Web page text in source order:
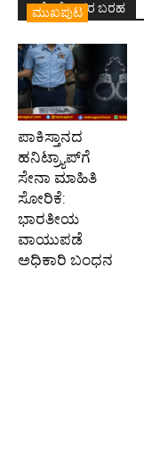
ಇದೇ ಲೇಖಕರ ಬರಹ
ಮುಖಪುಟ
ಪಾಕಿಸ್ತಾನದ
ಹನಿಟ್ರ್ಯಾಪ್‌ಗೆ
ಸೇನಾ ಮಾಹಿತಿ
ಸೋರಿಕೆ:
ಭಾರತೀಯ
ವಾಯುಪಡೆ
ಅಧಿಕಾರಿ ಬಂಧನ